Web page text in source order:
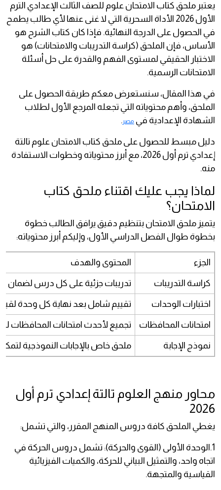
يعتبر ملحق كتاب الامتحان علوم للصف الثالث الإعدادي الترم
الأول 2026 الأداة السحرية التي لا غنى عنها لأي طالب يطمح
في الحصول على الدرجة النهائية. فإذا كان كتاب الشرح هو
الأساس، فإن الملحق (كراسة التدريبات والامتحانات) هو
الاختبار الحقيقي لمستوى الفهم والقدرة على حل أسئلة
الامتحانات الرسمية.
في هذا المقال، سنستعرض معكم طريقة الحصول على
الملحق، وأهم محتوياته التي تجعله المرجع الأول لطلاب
الشهادة الإعدادية في مصر.
دليل مبسط للحصول على ملحق كتاب الامتحان علوم تالتة
إعدادي ترم أول 2026، مع أبرز محتوياته وخطوات الاستفادة
منه.
لماذا يجب عليك اقتناء ملحق كتاب
الامتحان؟
يتميز ملحق الامتحان بتنظيم دقيق يرافق الطالب خطوة
بخطوة طوال الفصل الدراسي الأول، وإليكم أبرز محتوياته:
الجزء المحتوى والهدف
كراسة التدريبات تدريبات جزئية على كل درس لضمان
اختبارات الوحدات تقييم شامل بعد نهاية كل وحدة
امتحانات المحافظات تجميع لأحدث امتحانات المحافظات
نموذج الإجابة ملحق خاص بالإجابات النموذجية
محاور منهج العلوم تالتة إعدادي ترم أول
2026
يغطي الملحق كافة دروس المنهج المقرر، والتي تشمل:
1.الوحدة الأولى (القوى والحركة): تشمل دروس الحركة في
اتجاه واحد، والتمثيل البياني للحركة، والكميات الفيزيائية
القياسية والمتجهة.